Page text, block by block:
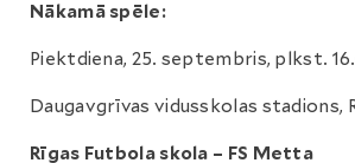
Nākamā spēle:
Piektdiena, 25. septembris, plkst.
Daugavgrīvas vidusskolas stadions,
Rīgas Futbola skola – FS Metta